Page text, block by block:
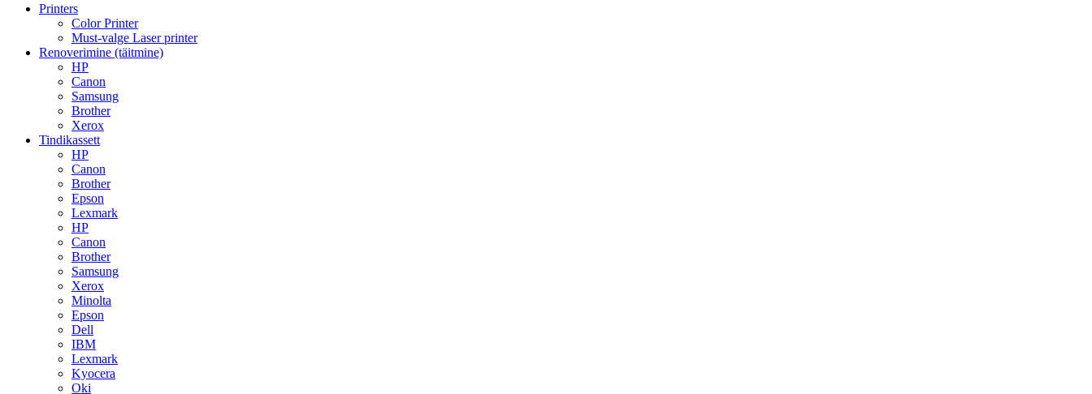
Printers
Color Printer
Must-valge Laser printer
Renoverimine (täitmine)
HP
Canon
Samsung
Brother
Xerox
Tindikassett
HP
Canon
Brother
Epson
Lexmark
HP
Canon
Brother
Samsung
Xerox
Minolta
Epson
Dell
IBM
Lexmark
Kyocera
Oki